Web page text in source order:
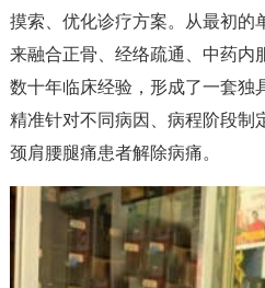
摸索、优化诊疗方案。从最初的
来融合正骨、经络疏通、中药内
数十年临床经验，形成了一套独
精准针对不同病因、病程阶段制
颈肩腰腿痛患者解除病痛。